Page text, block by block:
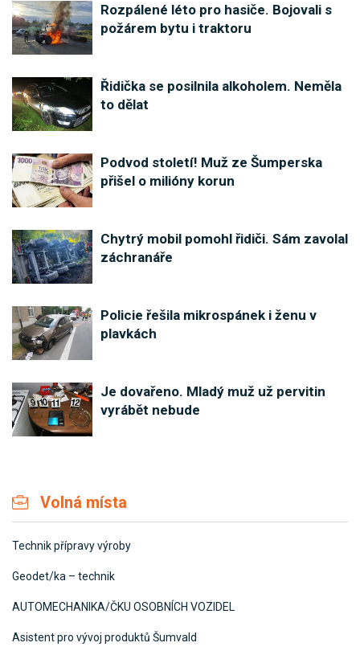
Rozpálené léto pro hasiče. Bojovali s
požárem bytu i traktoru
Řidička se posilnila alkoholem. Neměla
to dělat
Podvod století! Muž ze Šumperska
přišel o milióny korun
Chytrý mobil pomohl řidiči. Sám zavolal
záchranáře
Policie řešila mikrospánek i ženu v
plavkách
Je dovařeno. Mladý muž už pervitin
vyrábět nebude
Volná místa
Technik přípravy výroby
Geodet/ka – technik
AUTOMECHANIKA/ČKU OSOBNÍCH VOZIDEL
Asistent pro vývoj produktů Šumvald